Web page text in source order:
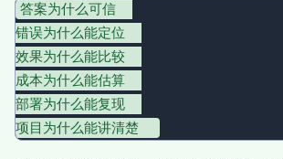
答案为什么可信
错误为什么能定位
效果为什么能比较
成本为什么能估算
部署为什么能复现